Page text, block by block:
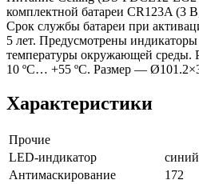
комплектной батареи CR123A (3
Срок службы батареи при
5 лет. Предусмотрены
температуры окружающей среды.
10 ºС… +55 ºC. Размер —
Характеристики
Прочие
LED-индикатор
Антимаскирование
172